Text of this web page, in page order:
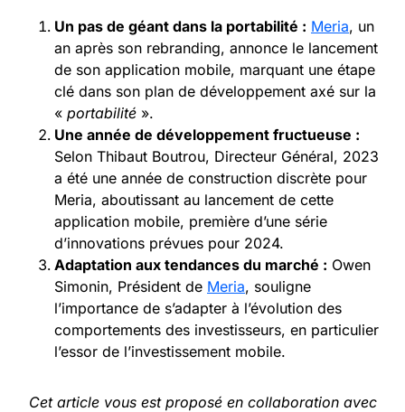
Un pas de géant dans la portabilité : Meria, un
an après son rebranding, annonce le lancement
de son application mobile, marquant une étape
clé dans son plan de développement axé sur la
« portabilité ».
Une année de développement fructueuse :
Selon Thibaut Boutrou, Directeur Général, 2023
a été une année de construction discrète pour
Meria, aboutissant au lancement de cette
application mobile, première d’une série
d’innovations prévues pour 2024.
Adaptation aux tendances du marché : Owen
Simonin, Président de Meria, souligne
l’importance de s’adapter à l’évolution des
comportements des investisseurs, en particulier
l’essor de l’investissement mobile.
Cet article vous est proposé en collaboration avec